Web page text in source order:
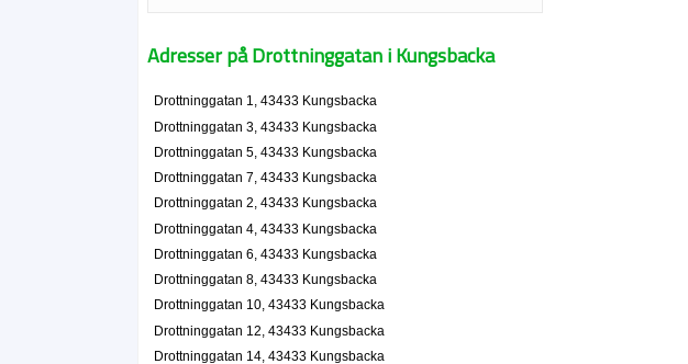
Adresser på Drottninggatan i Kungsbacka
Drottninggatan 1, 43433 Kungsbacka
Drottninggatan 3, 43433 Kungsbacka
Drottninggatan 5, 43433 Kungsbacka
Drottninggatan 7, 43433 Kungsbacka
Drottninggatan 2, 43433 Kungsbacka
Drottninggatan 4, 43433 Kungsbacka
Drottninggatan 6, 43433 Kungsbacka
Drottninggatan 8, 43433 Kungsbacka
Drottninggatan 10, 43433 Kungsbacka
Drottninggatan 12, 43433 Kungsbacka
Drottninggatan 14, 43433 Kungsbacka